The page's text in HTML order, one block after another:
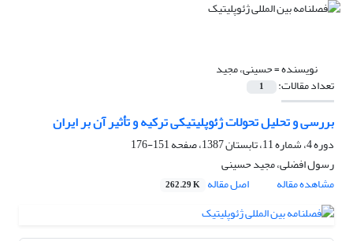
نویسنده =حسینی، مجید
تعداد مقالات: 1
بررسی و تحلیل تحولات ژئوپلیتیکی ترکیه و تأثیر آن بر ایران
دوره 4، شماره 11، تابستان 1387، صفحه
151-176
رسول افضلی، مجید حسینی
مشاهده مقاله
اصل مقاله 262.29 K